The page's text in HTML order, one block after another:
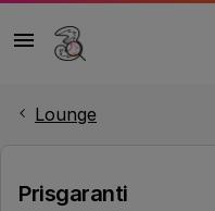
Lounge
Prisgaranti